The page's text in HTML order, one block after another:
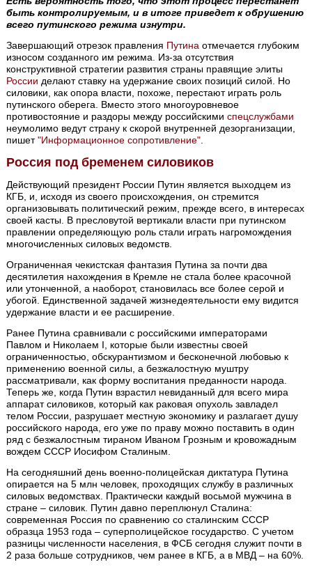
быть контролируемым, и в итоге приведет к обрушению
всего путинского режима изнутри.
Завершающий отрезок правления Путина отмечается глубоким
износом созданного им режима. Из-за отсутствия
конструктивной стратегии развития страны правящие элиты
России делают ставку на удержание своих позиций силой. Но
силовики, как опора власти, похоже, перестают играть роль
путинского оберега. Вместо этого многоуровневое
противостояние и раздоры между российскимиспецслужбами
неумолимо ведут страну к скорой внутренней дезорганизации,
пишет"Информационное сопротивление"
Россия под бременем силовиков
Действующий президент России Путин является выходцем из
КГБ, и, исходя из своего происхождения, он стремится
организовывать политический режим, прежде всего, в интересах
своей касты. В пресловутой вертикали власти при путинском
правлении определяющую роль стали играть нагромождения
многочисленных силовых ведомств.
Ограниченная чекистская фантазия Путина за почти два
десятилетия нахождения в Кремле не стала более красочной
или утонченной, а наоборот, становилась все более серой и
убогой. Единственной задачей жизнедеятельности ему видится
удержание власти и ее расширение.
Ранее Путина сравнивали с российскими императорами
Павлом и Николаем I, которые были известны своей
ограниченностью, обскурантизмом и бесконечной любовью к
применению военной силы, а безжалостную муштру
рассматривали, как форму воспитания преданности народа.
Теперь же, когда Путин взрастил невиданный для всего мира
аппарат силовиков, который как раковая опухоль завладел
телом России, разрушает местную экономику и разлагает душу
российского народа, его уже по праву можно поставить в один
ряд с безжалостным тираном Иваном Грозным и кровожадным
вождем СССР Иосифом Сталиным.
На сегодняшний день военно-полицейская диктатура Путина
опирается на 5 млн человек, проходящих службу в различных
силовых ведомствах. Практически каждый восьмой мужчина в
стране – силовик. Путин давно переплюнул Сталина:
современная Россия по сравнению со сталинским СССР
образца 1953 года – суперполицейское государство. С учетом
разницы численности населения, в ФСБ сегодня служит почти в
2 раза больше сотрудников, чем ранее в КГБ, а в МВД – на 60%.